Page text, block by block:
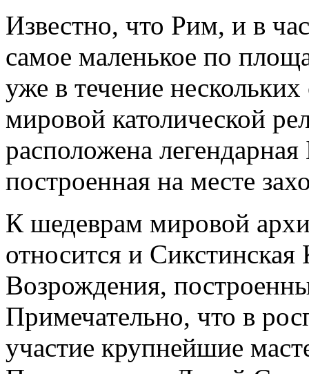
Известно, что Рим, и в
самое маленькое по
уже в течение
мировой католической
расположена
построенная на месте
К шедеврам мировой
относится и
Возрождения,
Примечательно, что в
участие крупнейшие